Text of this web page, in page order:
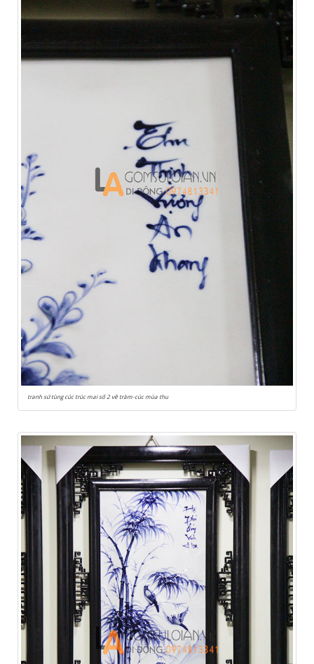
tranh sứ tùng cúc trúc mai số 2 vẽ tràm-cúc mùa thu